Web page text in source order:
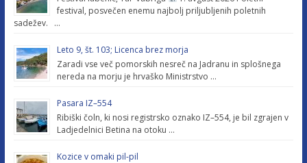
festival, posvečen enemu najbolj priljubljenih poletnih
sadežev. …
Leto 9, št. 103; Licenca brez morja
Zaradi vse več pomorskih nesreč na Jadranu in splošnega
nereda na morju je hrvaško Ministrstvo …
Pasara IZ–554
Ribiški čoln, ki nosi registrsko oznako IZ–554, je bil zgrajen v
Ladjedelnici Betina na otoku …
Kozice v omaki pil-pil